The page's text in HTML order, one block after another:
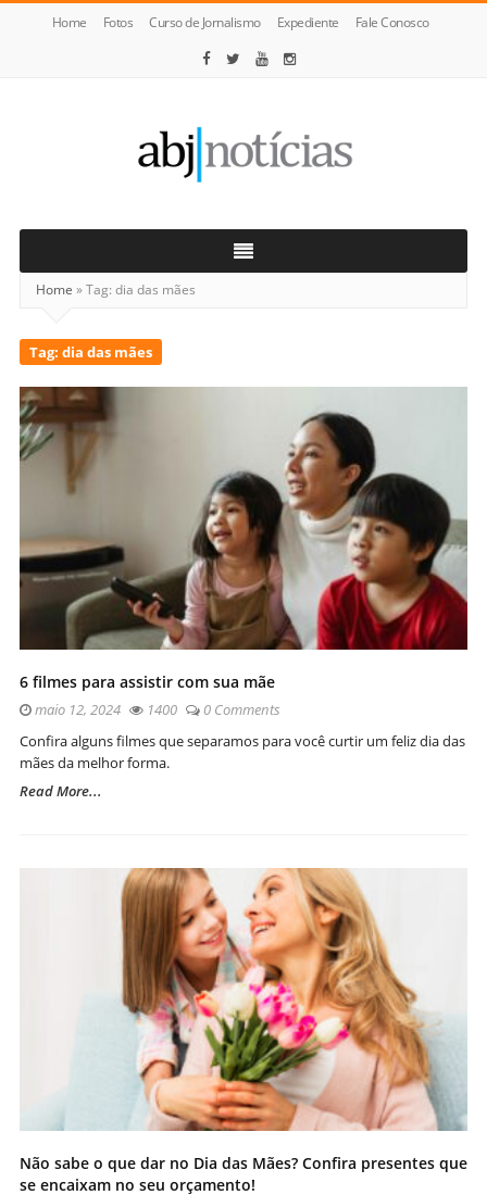
Home Fotos Curso de Jornalismo Expediente Fale Conosco
Notícias
Home »Tag: dia das mães
Tag: dia das mães
6 filmes para assistir com sua mãe
maio 12, 2024 1400
0 Comments
Confira alguns filmes que separamos para você curtir um feliz dia das
mães da melhor forma.
Read More...
Não sabe o que dar no Dia das Mães? Confira presentes que
se encaixam no seu orçamento!